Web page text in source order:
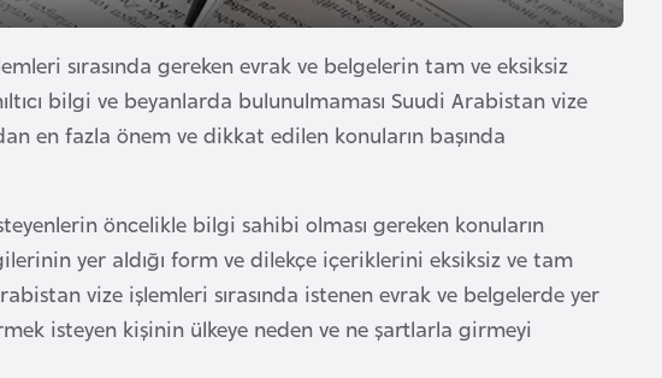
sırasında gereken evrak ve belgelerin tam ve eksiksiz
bilgi ve beyanlarda bulunulmaması Suudi Arabistan vize
en fazla önem ve dikkat edilen konuların başında
öncelikle bilgi sahibi olması gereken konuların
yer aldığı form ve dilekçe içeriklerini eksiksiz ve tam
vize işlemleri sırasında istenen evrak ve belgelerde yer
isteyen kişinin ülkeye neden ve ne şartlarla girmeyi